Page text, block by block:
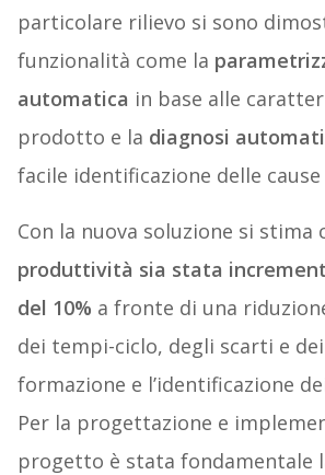
particolare rilievo si sono
funzionalità come la
automatica in base alle
prodotto e la diagnosi
facile identificazione delle
Con la nuova soluzione si stima
produttività sia stata
del 10% a fronte di una
dei tempi-ciclo, degli scarti e
formazione e l’identificazione
Per la progettazione e
progetto è stata fondamentale